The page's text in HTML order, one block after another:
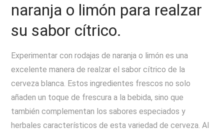
naranja o limón para realzar
su sabor cítrico.
Experimentar con rodajas de naranja o limón es una
excelente manera de realzar el sabor cítrico de la
cerveza blanca. Estos ingredientes frescos no solo
añaden un toque de frescura a la bebida, sino que
también complementan los sabores especiados y
herbales característicos de esta variedad de cerveza. Al